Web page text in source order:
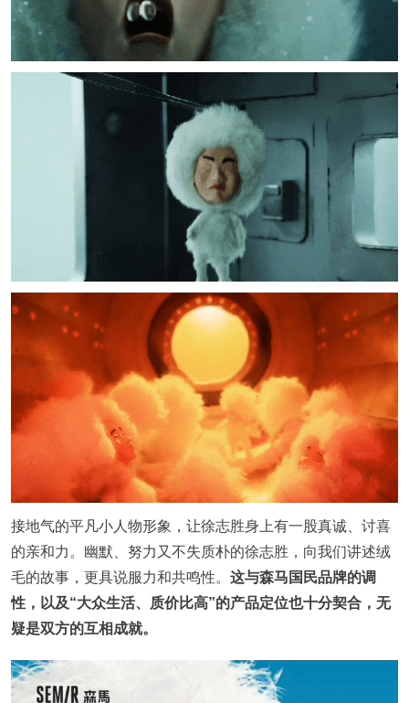
接地气的平凡小人物形象，让徐志胜身上有一股真诚、讨喜
的亲和力。幽默、努力又不失质朴的徐志胜，向我们讲述绒
毛的故事，更具说服力和共鸣性。 这与森马国民品牌的调
性，以及“大众生活、质价比高”的产品定位也十分契合，无
疑是双方的互相成就。